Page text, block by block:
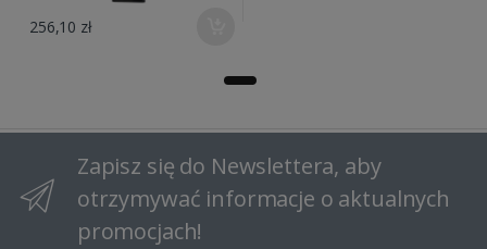
256,10 zł
Zapisz się do Newslettera, aby
otrzymywać informacje o aktualnych
promocjach!